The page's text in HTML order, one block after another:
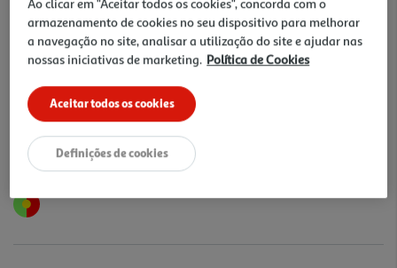
3,99 €
Promoção:de 6/8/2026 a 19/8/2026
Ao clicar em "Aceitar todos os cookies", concorda com o
armazenamento de cookies no seu dispositivo para melhorar
a navegação no site, analisar a utilização do site e ajudar nas
nossas iniciativas de marketing. Política de Cookies
Aceitar todos os cookies
Definições de cookies